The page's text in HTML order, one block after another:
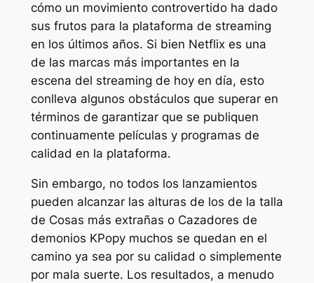
cómo un movimiento controvertido ha dado
sus frutos para la plataforma de streaming
en los últimos años. Si bien Netflix es una
de las marcas más importantes en la
escena del streaming de hoy en día, esto
conlleva algunos obstáculos que superar en
términos de garantizar que se publiquen
continuamente películas y programas de
calidad en la plataforma.
Sin embargo, no todos los lanzamientos
pueden alcanzar las alturas de los de la talla
de Cosas más extrañas o Cazadores de
demonios KPopy muchos se quedan en el
camino ya sea por su calidad o simplemente
por mala suerte. Los resultados, a menudo